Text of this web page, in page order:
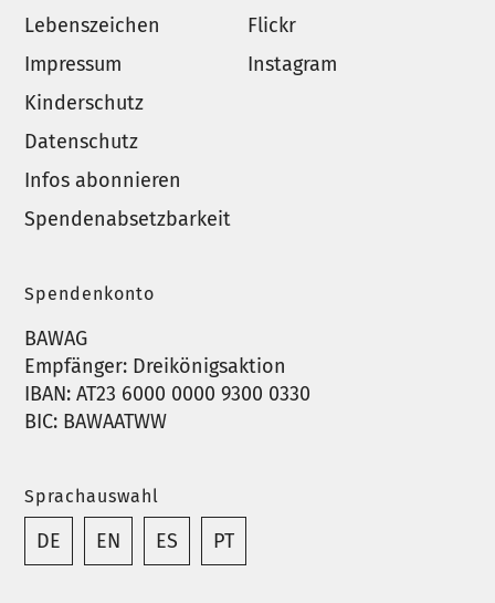
Lebenszeichen
Impressum
Kinderschutz
Datenschutz
Infos abonnieren
Spendenabsetzbarkeit
Flickr
Instagram
Spendenkonto
BAWAG
Empfänger: Dreikönigsaktion
IBAN: AT23 6000 0000 9300 0330
BIC: BAWAATWW
Sprachauswahl
DE EN ES PT